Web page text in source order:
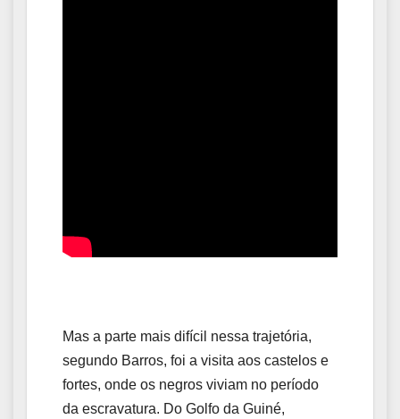
Mas a parte mais difícil nessa trajetória,
segundo Barros, foi a visita aos castelos e
fortes, onde os negros viviam no período
da escravatura. Do Golfo da Guiné,